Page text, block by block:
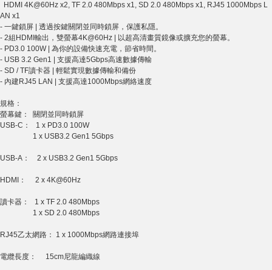
HDMI 4K@60Hz x2, TF 2.0 480Mbps x1, SD 2.0 480Mbps x1, RJ45 1000Mbps L
AN x1
- 一鍵鎖屏 | 透過按鍵關閉並同時鎖屏，保護私隱。
- 2組HDMI輸出，雙螢幕4K@60Hz | 以超高清畫質鏡像或擴充您的螢幕。
- PD3.0 100W | 為你的設備快速充電，節省時間。
- USB 3.2 Gen1 | 支援高達5Gbps高速數據傳輸
- SD / TF讀卡器 | 輕鬆實現數據傳輸和備份
- 內建RJ45 LAN | 支援高達1000Mbps網絡速度
規格：
螢幕鍵： 關閉並同時鎖屏
USB-C： 1 x PD3.0 100W
1 x USB3.2 Gen1 5Gbps
USB-A： 2 x USB3.2 Gen1 5Gbps
HDMI： 2 x 4K@60Hz
讀卡器： 1 x TF 2.0 480Mbps
1 x SD 2.0 480Mbps
RJ45乙太網路： 1 x 1000Mbps網路連接埠
電纜長度： 15cm尼龍編織線